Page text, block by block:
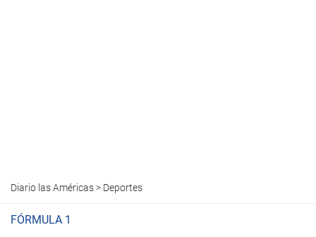
Diario las Américas> Deportes
FÓRMULA 1